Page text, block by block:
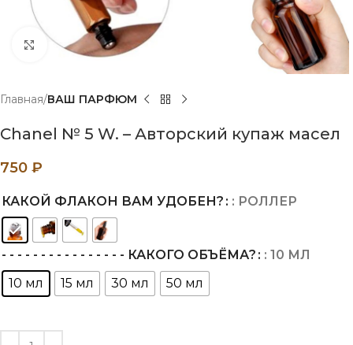
Нажмите, чтобы увеличить
Главная ВАШ ПАРФЮМ
Chanel № 5 W. – Авторский купаж масел
750 ₽
КАКОЙ ФЛАКОН ВАМ УДОБЕН? : РОЛЛЕР
- - - - - - - - - - - - - - - - КАКОГО ОБЪЁМА?
: 10 МЛ
10 мл
15 мл 30 мл 50 мл